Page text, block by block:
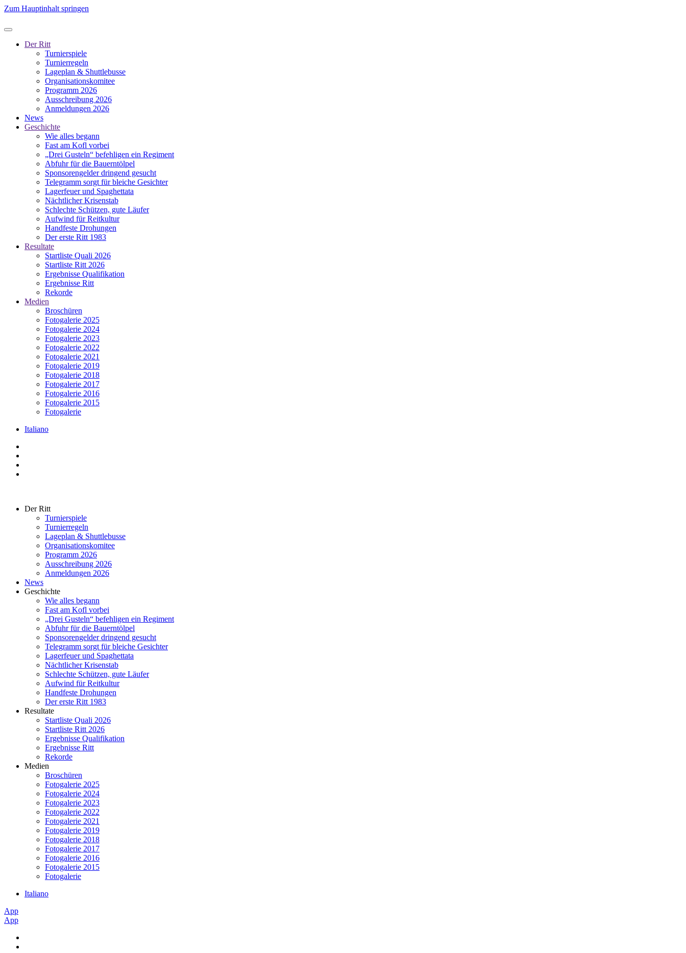
Zum Hauptinhalt springen
Der Ritt
Turnierspiele
Turnierregeln
Lageplan & Shuttlebusse
Organisationskomitee
Programm 2026
Ausschreibung 2026
Anmeldungen 2026
News
Geschichte
Wie alles begann
Fast am Kofl vorbei
„Drei Gusteln“ befehligen ein Regiment
Abfuhr für die Bauerntölpel
Sponsorengelder dringend gesucht
Telegramm sorgt für bleiche Gesichter
Lagerfeuer und Spaghettata
Nächtlicher Krisenstab
Schlechte Schützen, gute Läufer
Aufwind für Reitkultur
Handfeste Drohungen
Der erste Ritt 1983
Resultate
Startliste Quali 2026
Startliste Ritt 2026
Ergebnisse Qualifikation
Ergebnisse Ritt
Rekorde
Medien
Broschüren
Fotogalerie 2025
Fotogalerie 2024
Fotogalerie 2023
Fotogalerie 2022
Fotogalerie 2021
Fotogalerie 2019
Fotogalerie 2018
Fotogalerie 2017
Fotogalerie 2016
Fotogalerie 2015
Fotogalerie
Italiano
Der Ritt
Turnierspiele
Turnierregeln
Lageplan & Shuttlebusse
Organisationskomitee
Programm 2026
Ausschreibung 2026
Anmeldungen 2026
News
Geschichte
Wie alles begann
Fast am Kofl vorbei
„Drei Gusteln“ befehligen ein Regiment
Abfuhr für die Bauerntölpel
Sponsorengelder dringend gesucht
Telegramm sorgt für bleiche Gesichter
Lagerfeuer und Spaghettata
Nächtlicher Krisenstab
Schlechte Schützen, gute Läufer
Aufwind für Reitkultur
Handfeste Drohungen
Der erste Ritt 1983
Resultate
Startliste Quali 2026
Startliste Ritt 2026
Ergebnisse Qualifikation
Ergebnisse Ritt
Rekorde
Medien
Broschüren
Fotogalerie 2025
Fotogalerie 2024
Fotogalerie 2023
Fotogalerie 2022
Fotogalerie 2021
Fotogalerie 2019
Fotogalerie 2018
Fotogalerie 2017
Fotogalerie 2016
Fotogalerie 2015
Fotogalerie
Italiano
App
App